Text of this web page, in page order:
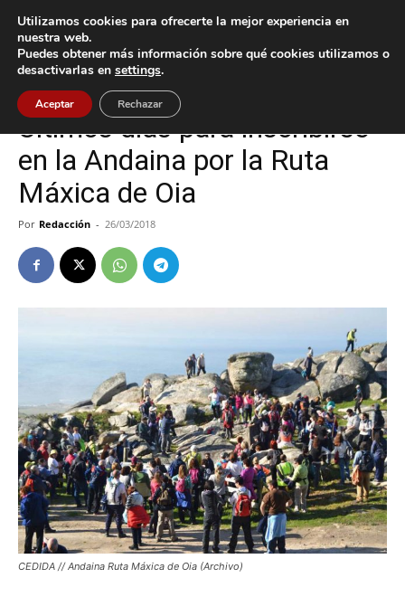
Inicio Cultura / Ocio
Cultura / Ocio Oia
Últimos días para inscribirse
en la Andaina por la Ruta
Máxica de Oia
Por Redacción - 26/03/2018
CEDIDA // Andaina Ruta Máxica de Oia (Archivo)
Utilizamos cookies para ofrecerte la mejor experiencia en
nuestra web.
Puedes obtener más información sobre qué cookies utilizamos o
desactivarlas en settings.
Aceptar Rechazar